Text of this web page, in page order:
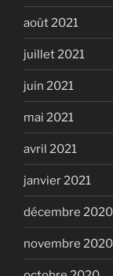
août 2021
juillet 2021
juin 2021
mai 2021
avril 2021
janvier 2021
décembre 2020
novembre 2020